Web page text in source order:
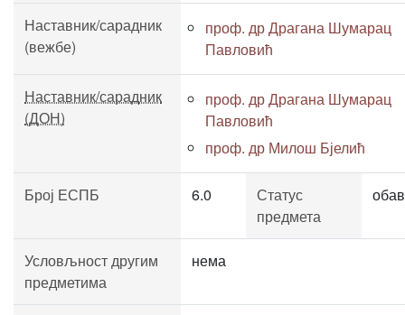
Наставник/сарадник
(вежбе)
проф. др Драгана Шумарац
Павловић
Наставник/сарадник
(ДОН)
проф. др Драгана Шумарац
Павловић
проф. др Милош Бјелић
Број ЕСПБ 6.0
Статус
предмета
Условљност другим
предметима
нема